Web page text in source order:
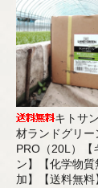
キトサ
材ランドグリー
PRO（20L）【
ン】【化学物質
加】【送料無料